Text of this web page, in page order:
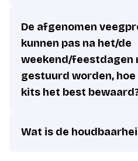
De afgenomen
kunnen pas na het/de
weekend/feestdagen
gestuurd worden,
kits het best
Wat is de